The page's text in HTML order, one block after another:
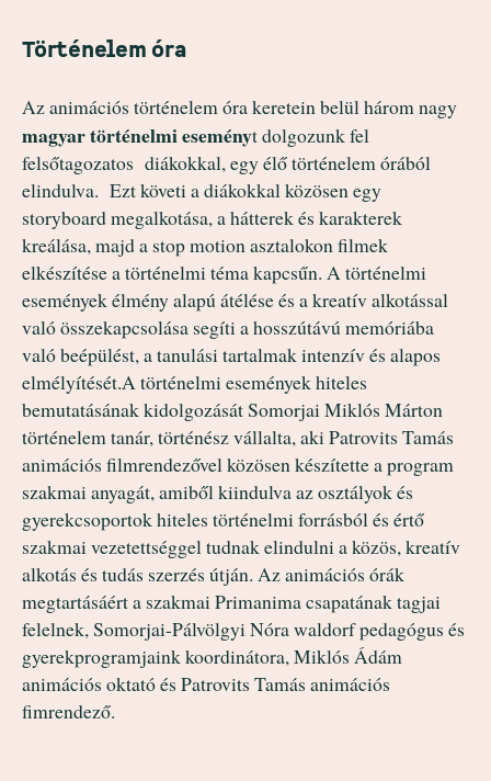
Történelem óra
Az animációs történelem óra keretein belül három nagy
magyar történelmi eseményt dolgozunk fel
felsőtagozatos diákokkal, egy élő történelem órából
elindulva. Ezt követi a diákokkal közösen egy
storyboard megalkotása, a hátterek és karakterek
kreálása, majd a stop motion asztalokon filmek
elkészítése a történelmi téma kapcsűn. A történelmi
események élmény alapú átélése és a kreatív alkotással
való összekapcsolása segíti a hosszútávú memóriába
való beépülést, a tanulási tartalmak intenzív és alapos
elmélyítését.A történelmi események hiteles
bemutatásának kidolgozását Somorjai Miklós Márton
történelem tanár, történész vállalta, aki Patrovits Tamás
animációs filmrendezővel közösen készítette a program
szakmai anyagát, amiből kiindulva az osztályok és
gyerekcsoportok hiteles történelmi forrásból és értő
szakmai vezetettséggel tudnak elindulni a közös, kreatív
alkotás és tudás szerzés útján. Az animációs órák
megtartásáért a szakmai Primanima csapatának tagjai
felelnek, Somorjai-Pálvölgyi Nóra waldorf pedagógus és
gyerekprogramjaink koordinátora, Miklós Ádám
animációs oktató és Patrovits Tamás animációs
fimrendező.